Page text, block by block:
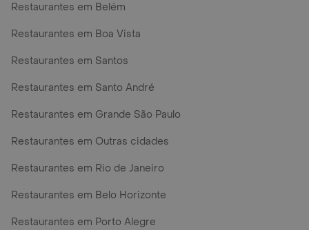
Restaurantes em Belém
Restaurantes em Boa Vista
Restaurantes em Santos
Restaurantes em Santo André
Restaurantes em Grande São Paulo
Restaurantes em Outras cidades
Restaurantes em Rio de Janeiro
Restaurantes em Belo Horizonte
Restaurantes em Porto Alegre